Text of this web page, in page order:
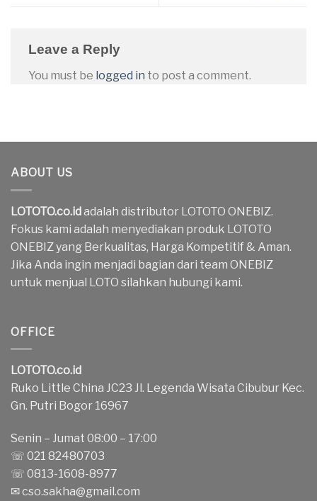
Leave a Reply
You must be logged in to post a comment.
ABOUT US
LOTOTO.co.idadalah distributor LOTOTO ONEBIZ.
Fokus kami adalah menyediakan produk LOTOTO
ONEBIZ yang Berkualitas, Harga Kompetitif & Aman.
Jika Anda ingin menjadi bagian dari team ONEBIZ
untuk menjual LOTO silahkan hubungi kami.
OFFICE
LOTOTO.co.id
Ruko Little China JC23 Jl. Legenda Wisata Cibubur Kec.
Gn. Putri Bogor 16967
Senin – Jumat 08:00 – 17:00
☏ 021 82480703
☏ 0813-1608-8977
✉cso.sakha@gmail.com